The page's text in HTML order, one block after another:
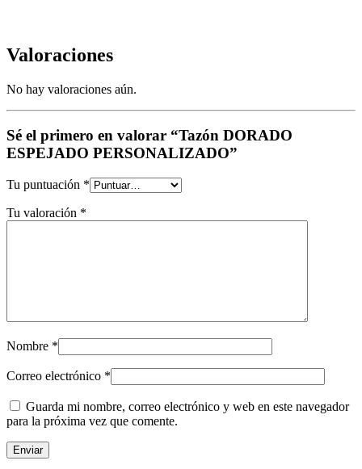
Valoraciones
No hay valoraciones aún.
Sé el primero en valorar “Tazón DORADO
ESPEJADO PERSONALIZADO”
Tu puntuación *
Tu valoración *
Nombre *
Correo electrónico *
Guarda mi nombre, correo electrónico y web en este navegador
para la próxima vez que comente.